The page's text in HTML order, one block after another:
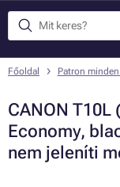
Főoldal Patron
CANON T10L
Economy,
nem jeleníti